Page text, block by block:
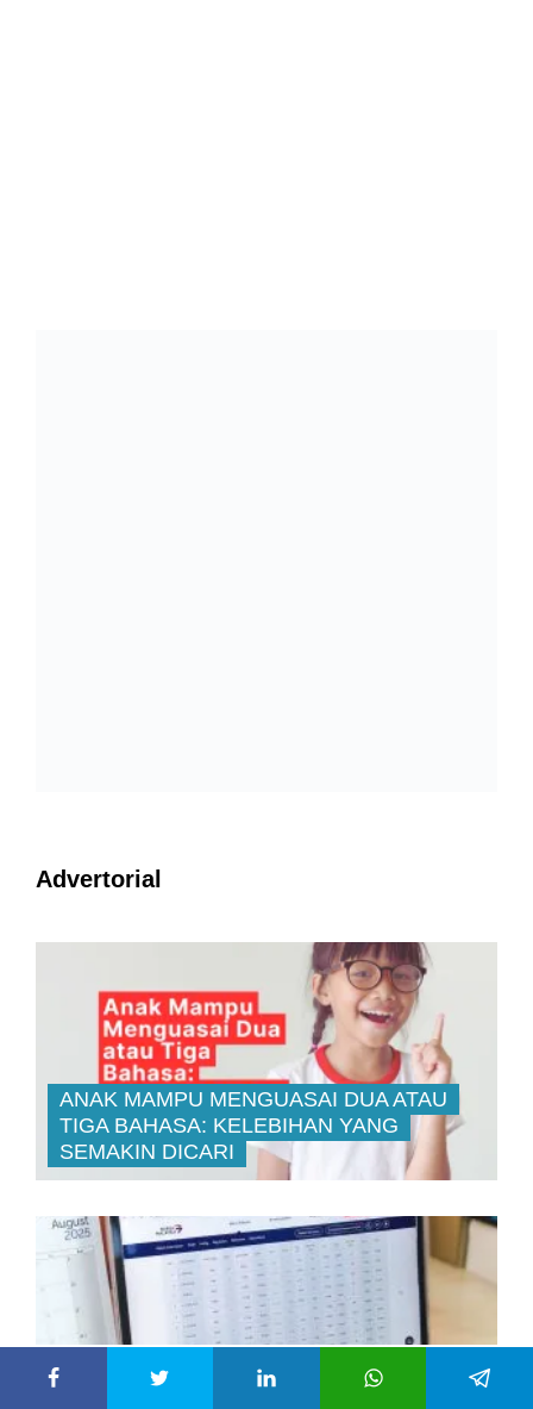
Advertorial
ANAK MAMPU MENGUASAI DUA ATAU
TIGA BAHASA: KELEBIHAN YANG
SEMAKIN DICARI